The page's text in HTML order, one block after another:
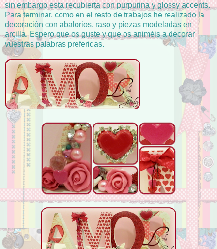
sin embargo esta recubierta con purpurina y glossy accents.
Para terminar, como en el resto de trabajos he realizado la
decoración con abalorios, raso y piezas modeladas en
arcilla. Espero que os guste y que os animéis a decorar
vuestras palabras preferidas.